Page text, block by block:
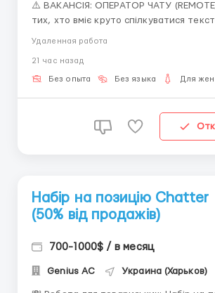
⚠️ ВАКАНСІЯ: ОПЕРАТОР ЧАТУ
тих, хто вміє круто спілкуватися
— Дохід: 40-50% від баланса
міс). — Виплати щомісяця + аванси. —
(зміни 06:00-14:00, 14:00-22:00, 22:00-
Робота з чатом без...
Удаленная работа
21 час назад
Без опыта Без языка Для
Набір на позицію Chatter
(50% від продажів)
700-1000$ / в месяц
Genius AС Украина (Харьков)